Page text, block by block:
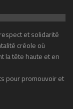
et solidarité
créole où
la tête haute et en
pour promouvoir et